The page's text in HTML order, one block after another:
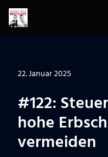
Zum
22. Januar 2025
#122:
hohe
vermeiden